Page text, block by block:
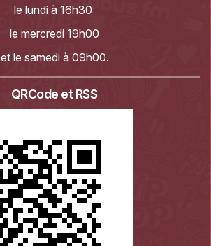
le lundi à 16h30
le mercredi 19h00
et le samedi à 09h00.
QRCode et RSS